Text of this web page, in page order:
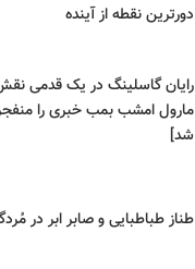
دورترین نقطه از آینده
رایان گاسلینگ در یک قدمی
مارول امشب بمب خبری را
شد]
طناز طباطبایی و صابر ابر در